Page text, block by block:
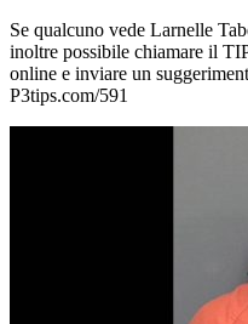
Se qualcuno vede Larnelle
inoltre possibile chiamare il
online e inviare un
P3tips.com/591